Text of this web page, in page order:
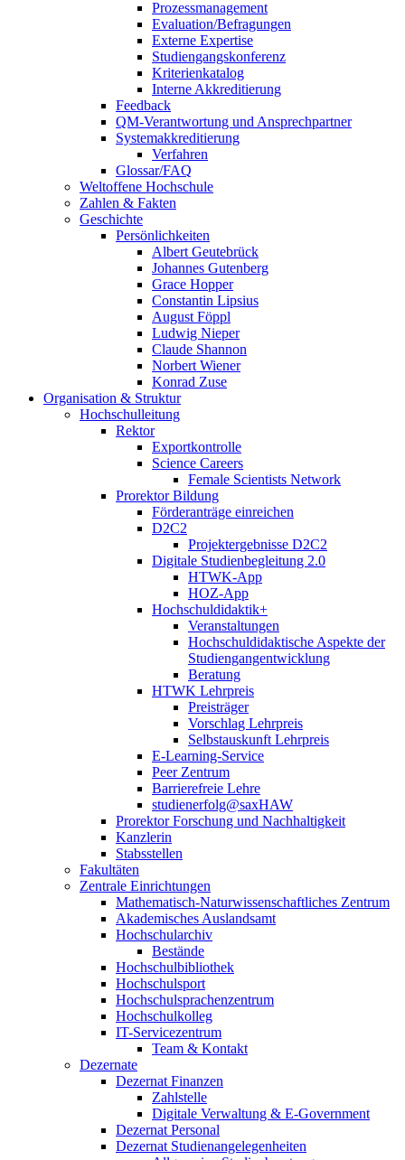
Prozessmanagement
Evaluation/Befragungen
Externe Expertise
Studiengangskonferenz
Kriterienkatalog
Interne Akkreditierung
Feedback
QM-Verantwortung und Ansprechpartner
Systemakkreditierung
Verfahren
Glossar/FAQ
Weltoffene Hochschule
Zahlen & Fakten
Geschichte
Persönlichkeiten
Albert Geutebrück
Johannes Gutenberg
Grace Hopper
Constantin Lipsius
August Föppl
Ludwig Nieper
Claude Shannon
Norbert Wiener
Konrad Zuse
Organisation & Struktur
Hochschulleitung
Rektor
Exportkontrolle
Science Careers
Female Scientists Network
Prorektor Bildung
Förderanträge einreichen
D2C2
Projektergebnisse D2C2
Digitale Studienbegleitung 2.0
HTWK-App
HOZ-App
Hochschuldidaktik+
Veranstaltungen
Hochschuldidaktische Aspekte der
Studiengangentwicklung
Beratung
HTWK Lehrpreis
Preisträger
Vorschlag Lehrpreis
Selbstauskunft Lehrpreis
E-Learning-Service
Peer Zentrum
Barrierefreie Lehre
studienerfolg@saxHAW
Prorektor Forschung und Nachhaltigkeit
Kanzlerin
Stabsstellen
Fakultäten
Zentrale Einrichtungen
Mathematisch-Naturwissenschaftliches Zentrum
Akademisches Auslandsamt
Hochschularchiv
Bestände
Hochschulbibliothek
Hochschulsport
Hochschulsprachenzentrum
Hochschulkolleg
IT-Servicezentrum
Team & Kontakt
Dezernate
Dezernat Finanzen
Zahlstelle
Digitale Verwaltung & E-Government
Dezernat Personal
Dezernat Studienangelegenheiten